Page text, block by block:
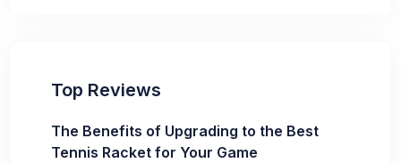
Top Reviews
The Benefits of Upgrading to the Best
Tennis Racket for Your Game